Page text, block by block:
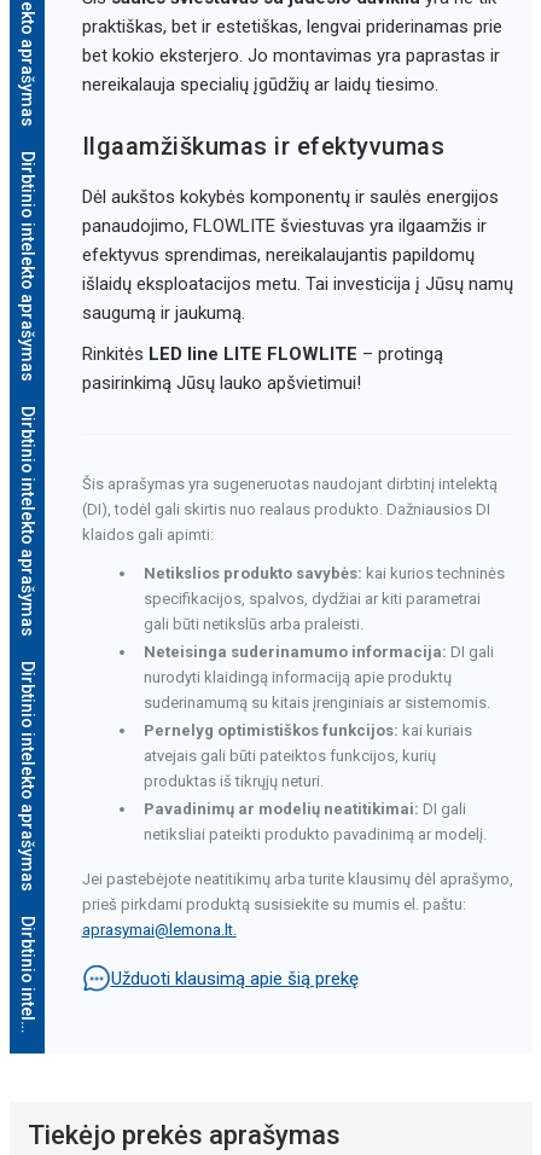
Dirbtinio intelekto aprašymas
Dirbtinio intelekto aprašymas
Dirbtinio intelekto aprašymas
D
i
r
b
t
i
n
i
o
i
n
t
e
l
e
k
t
o
a
p
r
a
š
y
m
a
s
praktiškas, bet ir estetiškas, lengvai priderinamas prie
bet kokio eksterjero. Jo montavimas yra paprastas ir
nereikalauja specialių įgūdžių ar laidų tiesimo.
Ilgaamžiškumas ir efektyvumas
Dėl aukštos kokybės komponentų ir saulės energijos
panaudojimo, FLOWLITE šviestuvas yra ilgaamžis ir
efektyvus sprendimas, nereikalaujantis papildomų
išlaidų eksploatacijos metu. Tai investicija į Jūsų namų
saugumą ir jaukumą.
Rinkitės LED line LITE FLOWLITE – protingą
pasirinkimą Jūsų lauko apšvietimui!
Šis aprašymas yra sugeneruotas naudojant dirbtinį intelektą
(DI), todėl gali skirtis nuo realaus produkto. Dažniausios DI
klaidos gali apimti:
Netikslios produkto savybės: kai kurios techninės
specifikacijos, spalvos, dydžiai ar kiti parametrai
gali būti netikslūs arba praleisti.
Neteisinga suderinamumo informacija: DI gali
nurodyti klaidingą informaciją apie produktų
suderinamumą su kitais įrenginiais ar sistemomis.
Pernelyg optimistiškos funkcijos: kai kuriais
atvejais gali būti pateiktos funkcijos, kurių
produktas iš tikrųjų neturi.
Pavadinimų ar modelių neatitikimai: DI gali
netiksliai pateikti produkto pavadinimą ar modelį.
Jei pastebėjote neatitikimų arba turite klausimų dėl aprašymo,
prieš pirkdami produktą susisiekite su mumis el. paštu:
aprasymai@lemona.lt.
Užduoti klausimą apie šią prekę
Tiekėjo prekės aprašymas